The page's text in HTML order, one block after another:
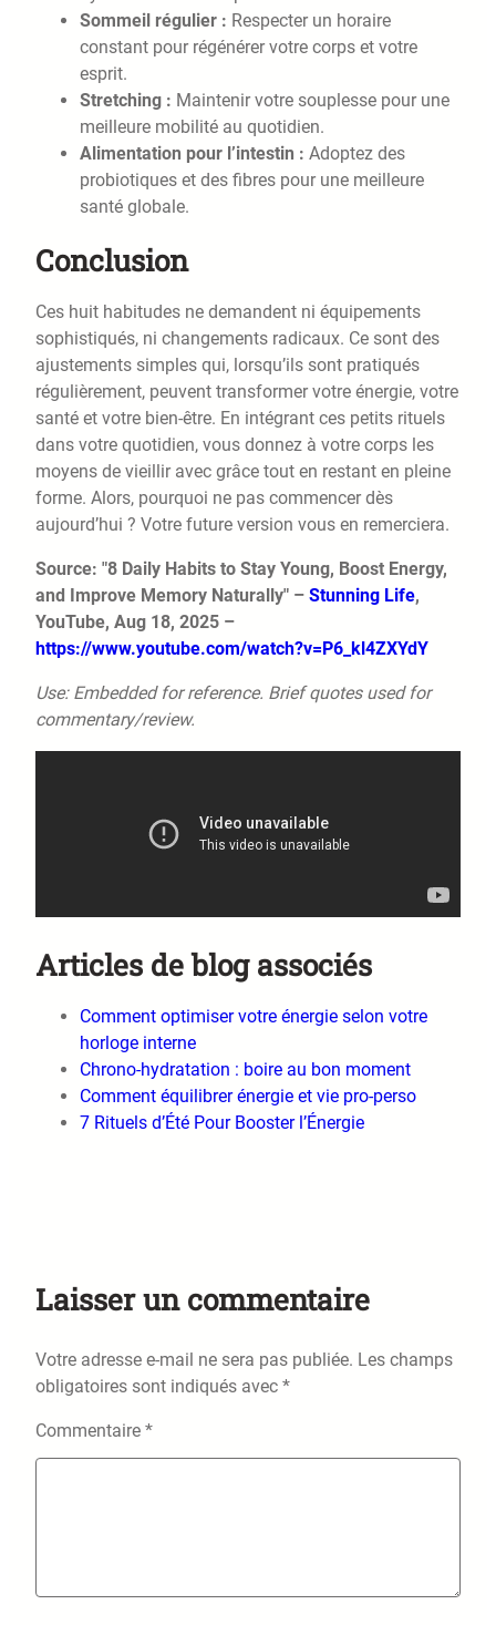
Sommeil régulier : Respecter un horaire
constant pour régénérer votre corps et votre
esprit.
Stretching : Maintenir votre souplesse pour une
meilleure mobilité au quotidien.
Alimentation pour l’intestin : Adoptez des
probiotiques et des fibres pour une meilleure
santé globale.
Conclusion
Ces huit habitudes ne demandent ni équipements
sophistiqués, ni changements radicaux. Ce sont des
ajustements simples qui, lorsqu’ils sont pratiqués
régulièrement, peuvent transformer votre énergie, votre
santé et votre bien-être. En intégrant ces petits rituels
dans votre quotidien, vous donnez à votre corps les
moyens de vieillir avec grâce tout en restant en pleine
forme. Alors, pourquoi ne pas commencer dès
aujourd’hui ? Votre future version vous en remerciera.
Source: "8 Daily Habits to Stay Young, Boost Energy,
and Improve Memory Naturally" – Stunning Life,
YouTube, Aug 18, 2025 –
https://www.youtube.com/watch?v=P6_kl4ZXYdY
Use: Embedded for reference. Brief quotes used for
commentary/review.
Articles de blog associés
Comment optimiser votre énergie selon votre
horloge interne
Chrono-hydratation : boire au bon moment
Comment équilibrer énergie et vie pro-perso
7 Rituels d’Été Pour Booster l’Énergie
Laisser un commentaire
Votre adresse e-mail ne sera pas publiée. Les champs
obligatoires sont indiqués avec *
Commentaire *